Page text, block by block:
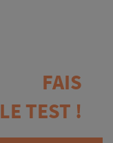
FAIS
LE TEST !